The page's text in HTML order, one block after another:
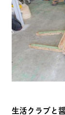
生活クラブと